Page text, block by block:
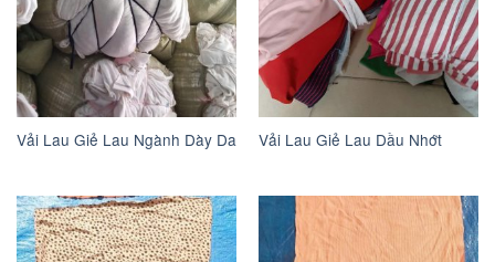
Vải Lau Giẻ Lau Ngành Dày Da Vải Lau Giẻ Lau Dầu Nhớt